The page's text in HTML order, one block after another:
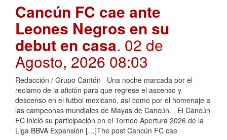
Cancún FC cae ante
Leones Negros en su
debut en casa. 02 de
Agosto, 2026 08:03
Redacción / Grupo Cantón Una noche marcada por el
reclamo de la afición para que regrese el ascenso y
descenso en el futbol mexicano, así como por el homenaje a
las campeonas mundiales de Mayas de Cancún. El Cancún
FC inició su participación en el Torneo Apertura 2026 de la
Liga BBVA Expansión […]The post Cancún FC cae